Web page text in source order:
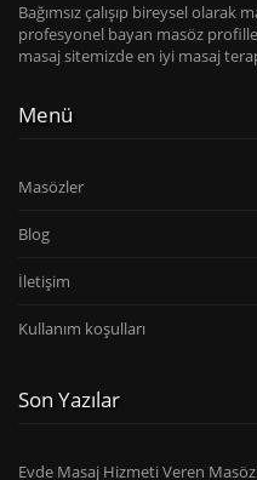
Bağımsız çalışıp bireysel
profesyonel bayan masöz
masaj sitemizde en iyi masaj
Menü
Masözler
Blog
İletişim
Kullanım koşulları
Son Yazılar
Evde Masaj Hizmeti Veren